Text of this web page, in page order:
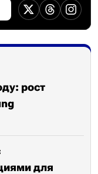
рост
для